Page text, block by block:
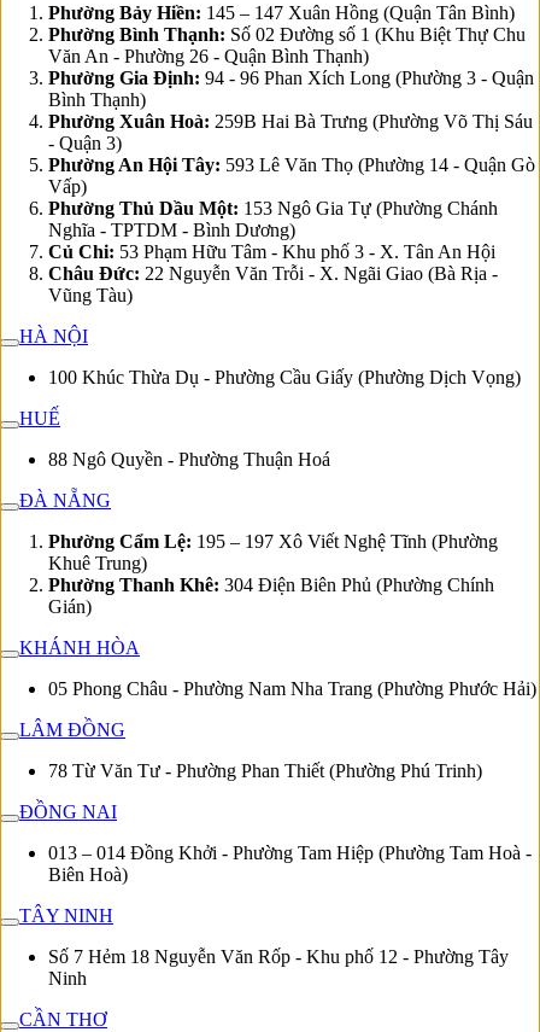
Phường Bảy Hiền: 145 – 147 Xuân Hồng (Quận Tân Bình)
Phường Bình Thạnh: Số 02 Đường số 1 (Khu Biệt Thự Chu
Văn An - Phường 26 - Quận Bình Thạnh)
Phường Gia Định: 94 - 96 Phan Xích Long (Phường 3 - Quận
Bình Thạnh)
Phường Xuân Hoà: 259B Hai Bà Trưng (Phường Võ Thị Sáu
- Quận 3)
Phường An Hội Tây: 593 Lê Văn Thọ (Phường 14 - Quận Gò
Vấp)
Phường Thủ Dầu Một: 153 Ngô Gia Tự (Phường Chánh
Nghĩa - TPTDM - Bình Dương)
Củ Chi: 53 Phạm Hữu Tâm - Khu phố 3 - X. Tân An Hội
Châu Đức: 22 Nguyễn Văn Trỗi - X. Ngãi Giao (Bà Rịa -
Vũng Tàu)
HÀ NỘI
100 Khúc Thừa Dụ - Phường Cầu Giấy (Phường Dịch Vọng)
HUẾ
88 Ngô Quyền - Phường Thuận Hoá
ĐÀ NẴNG
Phường Cẩm Lệ: 195 – 197 Xô Viết Nghệ Tĩnh (Phường
Khuê Trung)
Phường Thanh Khê: 304 Điện Biên Phủ (Phường Chính
Gián)
KHÁNH HÒA
05 Phong Châu - Phường Nam Nha Trang (Phường Phước Hải)
LÂM ĐỒNG
78 Từ Văn Tư - Phường Phan Thiết (Phường Phú Trinh)
ĐỒNG NAI
013 – 014 Đồng Khởi - Phường Tam Hiệp (Phường Tam Hoà -
Biên Hoà)
TÂY NINH
Số 7 Hẻm 18 Nguyễn Văn Rốp - Khu phố 12 - Phường Tây
Ninh
CẦN THƠ